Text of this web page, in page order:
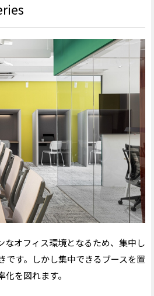
なオフィス環境となるため、集中し
す。 しかし集中できるブースを置
を図れます。